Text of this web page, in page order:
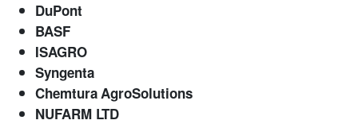
DuPont
BASF
ISAGRO
Syngenta
Chemtura AgroSolutions
NUFARM LTD